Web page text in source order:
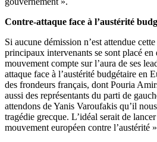
Contre-attaque face à l’austérité
Si aucune démission n’est attendue
principaux intervenants se sont placé
mouvement compte sur l’aura de ses
attaque face à l’austérité budgétaire en
des frondeurs français, dont Pouria
aussi des représentants du parti de
attendons de Yanis Varoufakis qu’il
tragédie grecque. L’idéal serait de
mouvement européen contre l’austérité